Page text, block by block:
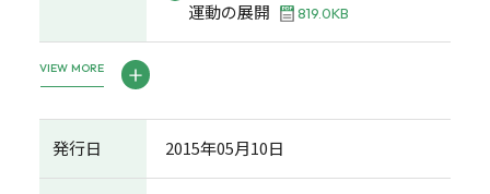
運動の展開
819.0KB
VIEW MORE
発行日 2015年05月10日